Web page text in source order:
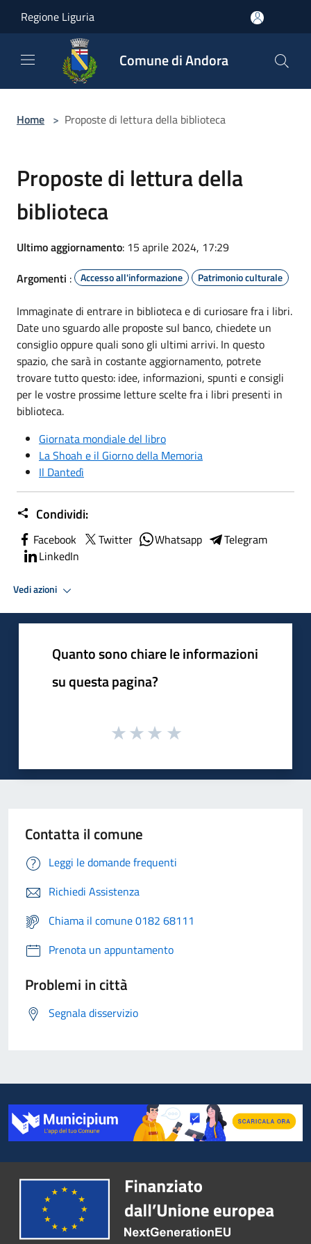
Regione Liguria
Comune di Andora
Home > Proposte di lettura della biblioteca
Proposte di lettura della
biblioteca
Ultimo aggiornamento: 15 aprile 2024, 17:29
Argomenti : Accesso all'informazione Patrimonio culturale
Immaginate di entrare in biblioteca e di curiosare fra i libri.
Date uno sguardo alle proposte sul banco, chiedete un
consiglio oppure quali sono gli ultimi arrivi. In questo
spazio, che sarà in costante aggiornamento, potrete
trovare tutto questo: idee, informazioni, spunti e consigli
per le vostre prossime letture scelte fra i libri presenti in
biblioteca.
Giornata mondiale del libro
La Shoah e il Giorno della Memoria
Il Dantedì
Condividi:
Facebook Twitter Whatsapp
Telegram
LinkedIn
Vedi azioni
Quanto sono chiare le informazioni
su questa pagina?
Contatta il comune
Leggi le domande frequenti
Richiedi Assistenza
Chiama il comune 0182 68111
Prenota un appuntamento
Problemi in città
Segnala disservizio